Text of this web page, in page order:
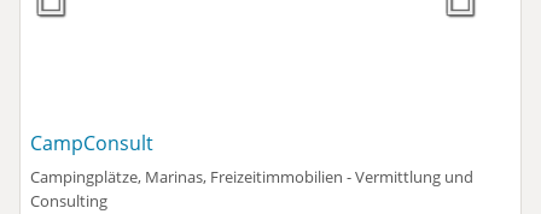
CampConsult
Campingplätze, Marinas, Freizeitimmobilien - Vermittlung und
Consulting